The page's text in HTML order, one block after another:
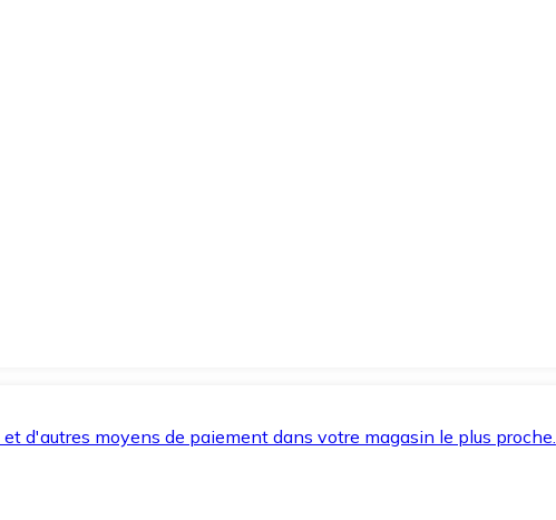
d'autres moyens de paiement dans votre magasin le plus proche.